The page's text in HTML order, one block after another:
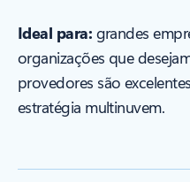
Ideal para: grandes
organizações que
provedores são
estratégia multinuvem.